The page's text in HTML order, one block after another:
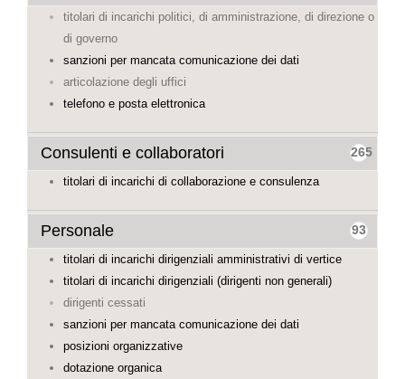
titolari di incarichi politici, di amministrazione, di direzione o
di governo
sanzioni per mancata comunicazione dei dati
articolazione degli uffici
telefono e posta elettronica
265
Consulenti e collaboratori
titolari di incarichi di collaborazione e consulenza
93
Personale
titolari di incarichi dirigenziali amministrativi di vertice
titolari di incarichi dirigenziali (dirigenti non generali)
dirigenti cessati
sanzioni per mancata comunicazione dei dati
posizioni organizzative
dotazione organica